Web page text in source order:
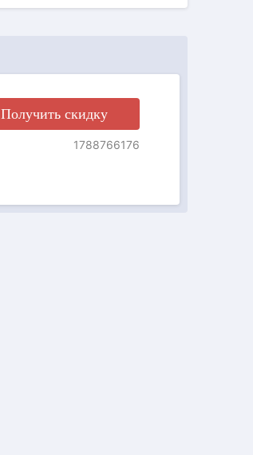
Получить скидку
1788766176